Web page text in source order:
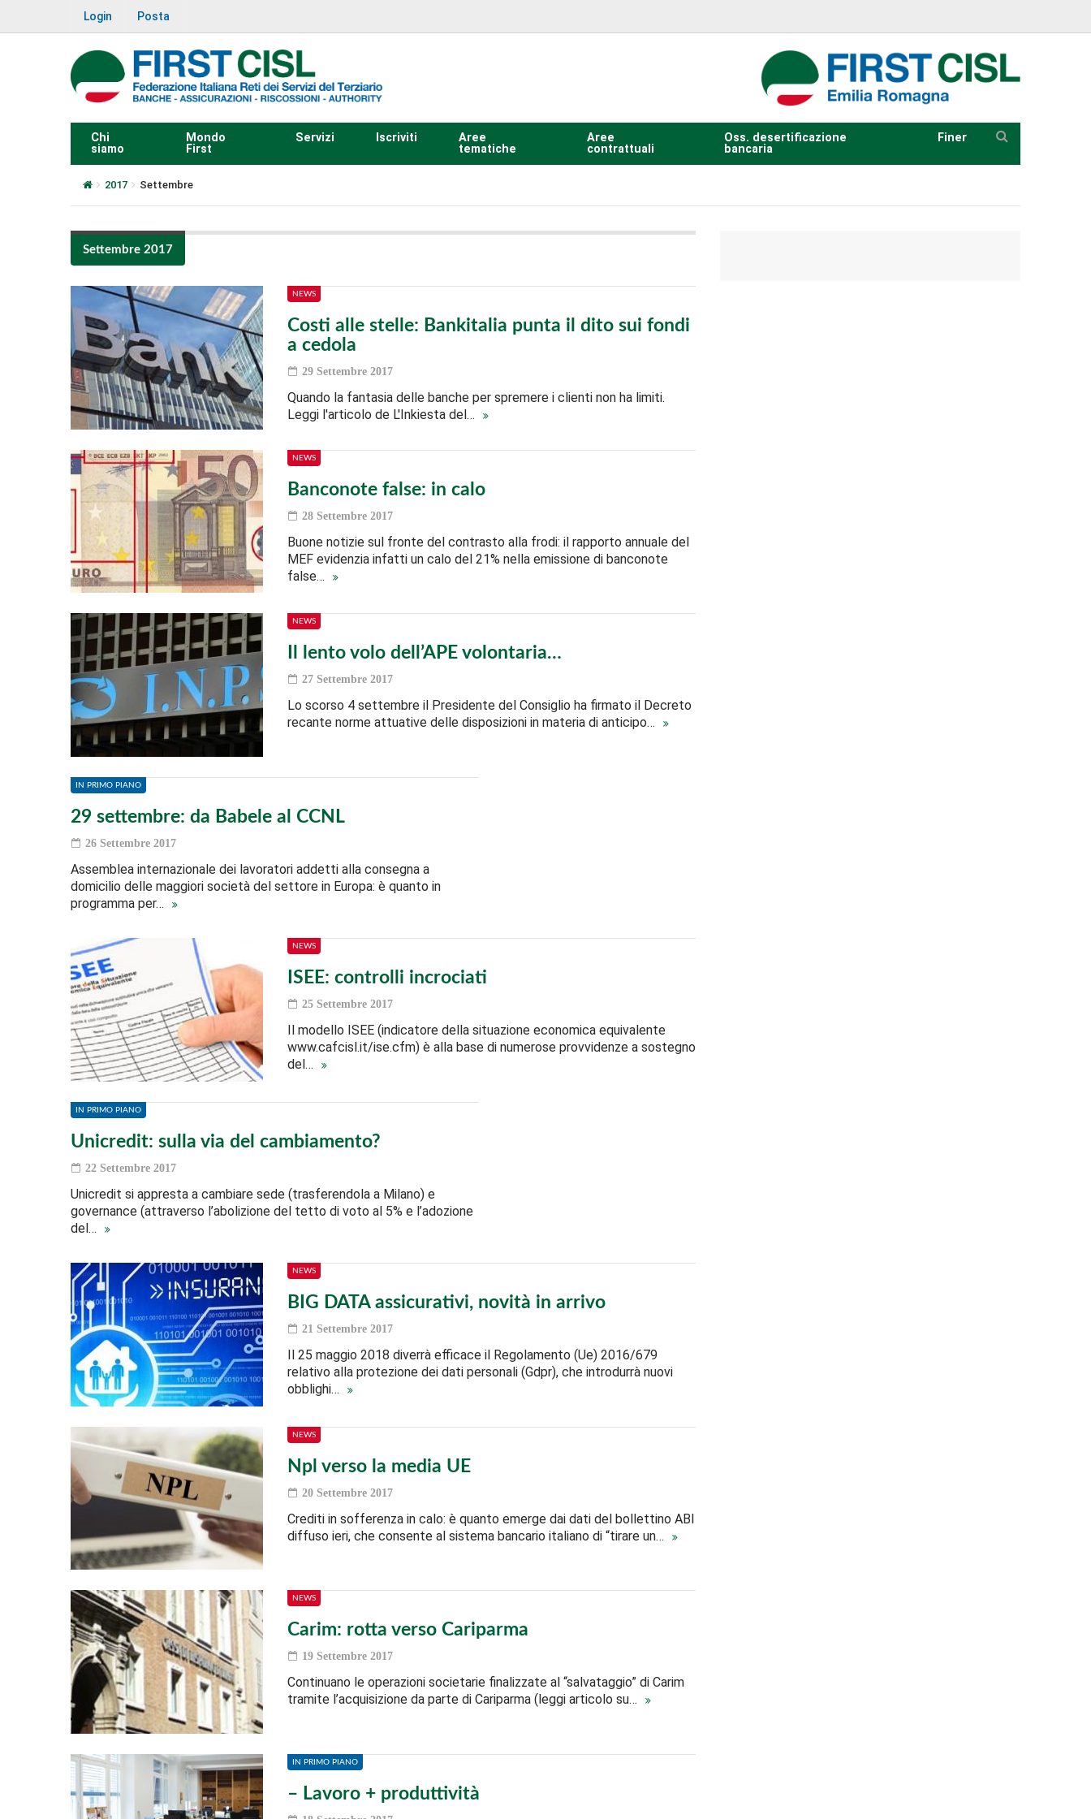
Login Posta
Chi
siamo
Mondo
First
Servizi Iscriviti
Aree
tematiche
Aree
contrattuali
Oss. desertificazione
bancaria
Finer
2017 Settembre
Settembre 2017
NEWS
Costi alle stelle: Bankitalia punta il dito sui fondi
a cedola
29 Settembre 2017
Quando la fantasia delle banche per spremere i clienti non ha limiti.
Leggi l'articolo de L'Inkiesta del…
NEWS
Banconote false: in calo
28 Settembre 2017
Buone notizie sul fronte del contrasto alla frodi: il rapporto annuale del
MEF evidenzia infatti un calo del 21% nella emissione di banconote
false…
NEWS
Il lento volo dell’APE volontaria…
27 Settembre 2017
Lo scorso 4 settembre il Presidente del Consiglio ha firmato il Decreto
recante norme attuative delle disposizioni in materia di anticipo…
IN PRIMO PIANO
29 settembre: da Babele al CCNL
26 Settembre 2017
Assemblea internazionale dei lavoratori addetti alla consegna a
domicilio delle maggiori società del settore in Europa: è quanto in
programma per…
NEWS
ISEE: controlli incrociati
25 Settembre 2017
Il modello ISEE (indicatore della situazione economica equivalente
www.cafcisl.it/ise.cfm) è alla base di numerose provvidenze a sostegno
del…
IN PRIMO PIANO
Unicredit: sulla via del cambiamento?
22 Settembre 2017
Unicredit si appresta a cambiare sede (trasferendola a Milano) e
governance (attraverso l’abolizione del tetto di voto al 5% e l’adozione
del…
NEWS
BIG DATA assicurativi, novità in arrivo
21 Settembre 2017
Il 25 maggio 2018 diverrà efficace il Regolamento (Ue) 2016/679
relativo alla protezione dei dati personali (Gdpr), che introdurrà nuovi
obblighi…
NEWS
Npl verso la media UE
20 Settembre 2017
Crediti in sofferenza in calo: è quanto emerge dai dati del bollettino ABI
diffuso ieri, che consente al sistema bancario italiano di “tirare un…
NEWS
Carim: rotta verso Cariparma
19 Settembre 2017
Continuano le operazioni societarie finalizzate al “salvataggio” di Carim
tramite l’acquisizione da parte di Cariparma (leggi articolo su…
IN PRIMO PIANO
– Lavoro + produttività